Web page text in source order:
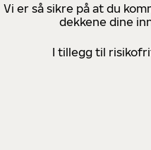
Vi er så sikre på at du
dekkene dine
I tillegg til